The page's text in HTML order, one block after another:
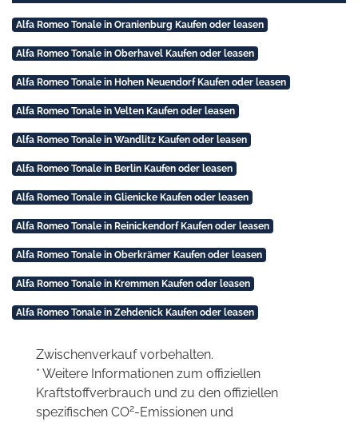
Alfa Romeo Tonale in Oranienburg Kaufen oder leasen
Alfa Romeo Tonale in Oberhavel Kaufen oder leasen
Alfa Romeo Tonale in Hohen Neuendorf Kaufen oder leasen
Alfa Romeo Tonale in Velten Kaufen oder leasen
Alfa Romeo Tonale in Wandlitz Kaufen oder leasen
Alfa Romeo Tonale in Berlin Kaufen oder leasen
Alfa Romeo Tonale in Glienicke Kaufen oder leasen
Alfa Romeo Tonale in Reinickendorf Kaufen oder leasen
Alfa Romeo Tonale in Oberkrämer Kaufen oder leasen
Alfa Romeo Tonale in Kremmen Kaufen oder leasen
Alfa Romeo Tonale in Zehdenick Kaufen oder leasen
Zwischenverkauf vorbehalten.
* Weitere Informationen zum offiziellen
Kraftstoffverbrauch und zu den offiziellen
spezifischen CO2-Emissionen und